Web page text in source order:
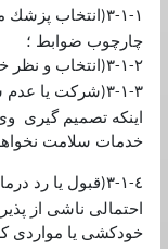
١ -١ -٣(انتخاب پزشك
چارچوب ضوابط ؛
٢-١ -٣(انتخاب و نظر
٣-١ -٣(شركت يا عدم
اينكه تصميم گيری
خدمات سلامت
٤-١ -٣(قبول يا رد
احتمالی ناشی از
خودكشی يا مواردی